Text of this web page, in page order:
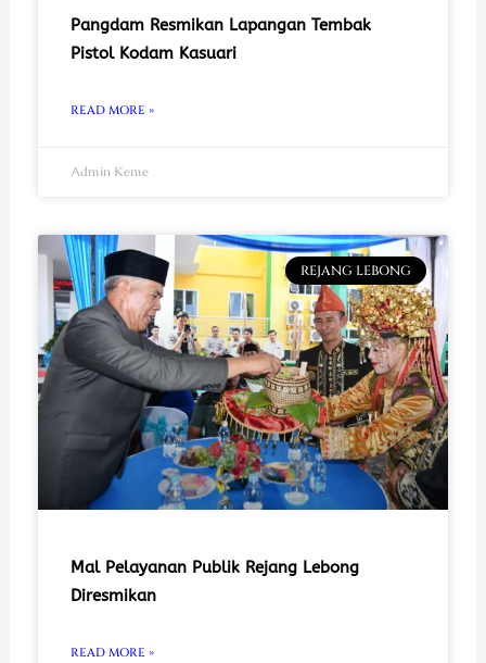
Pangdam Resmikan Lapangan Tembak
Pistol Kodam Kasuari
READ MORE »
Admin Keme
REJANG LEBONG
Mal Pelayanan Publik Rejang Lebong
Diresmikan
READ MORE »